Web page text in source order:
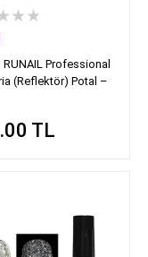
RUNAIL Professional
(Reflektör) Potal –
TL